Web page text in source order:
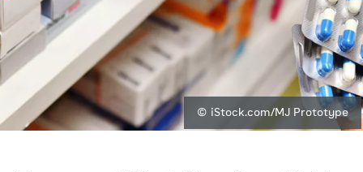
© iStock.com/MJ Prototype